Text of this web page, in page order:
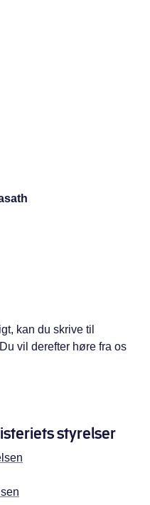
kan du skrive til
vil derefter høre fra os
styrelser